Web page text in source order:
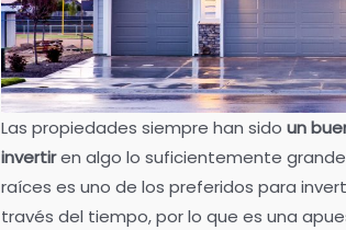
Las propiedades siempre han sido un
invertiren algo lo suficientemente
raíces es uno de los preferidos para
través del tiempo, por lo que es una